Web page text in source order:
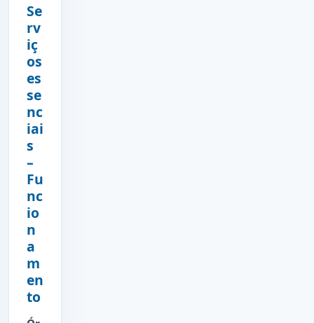
Se
rv
iç
os
es
se
nc
iai
s
–
Fu
nc
io
n
a
m
en
to